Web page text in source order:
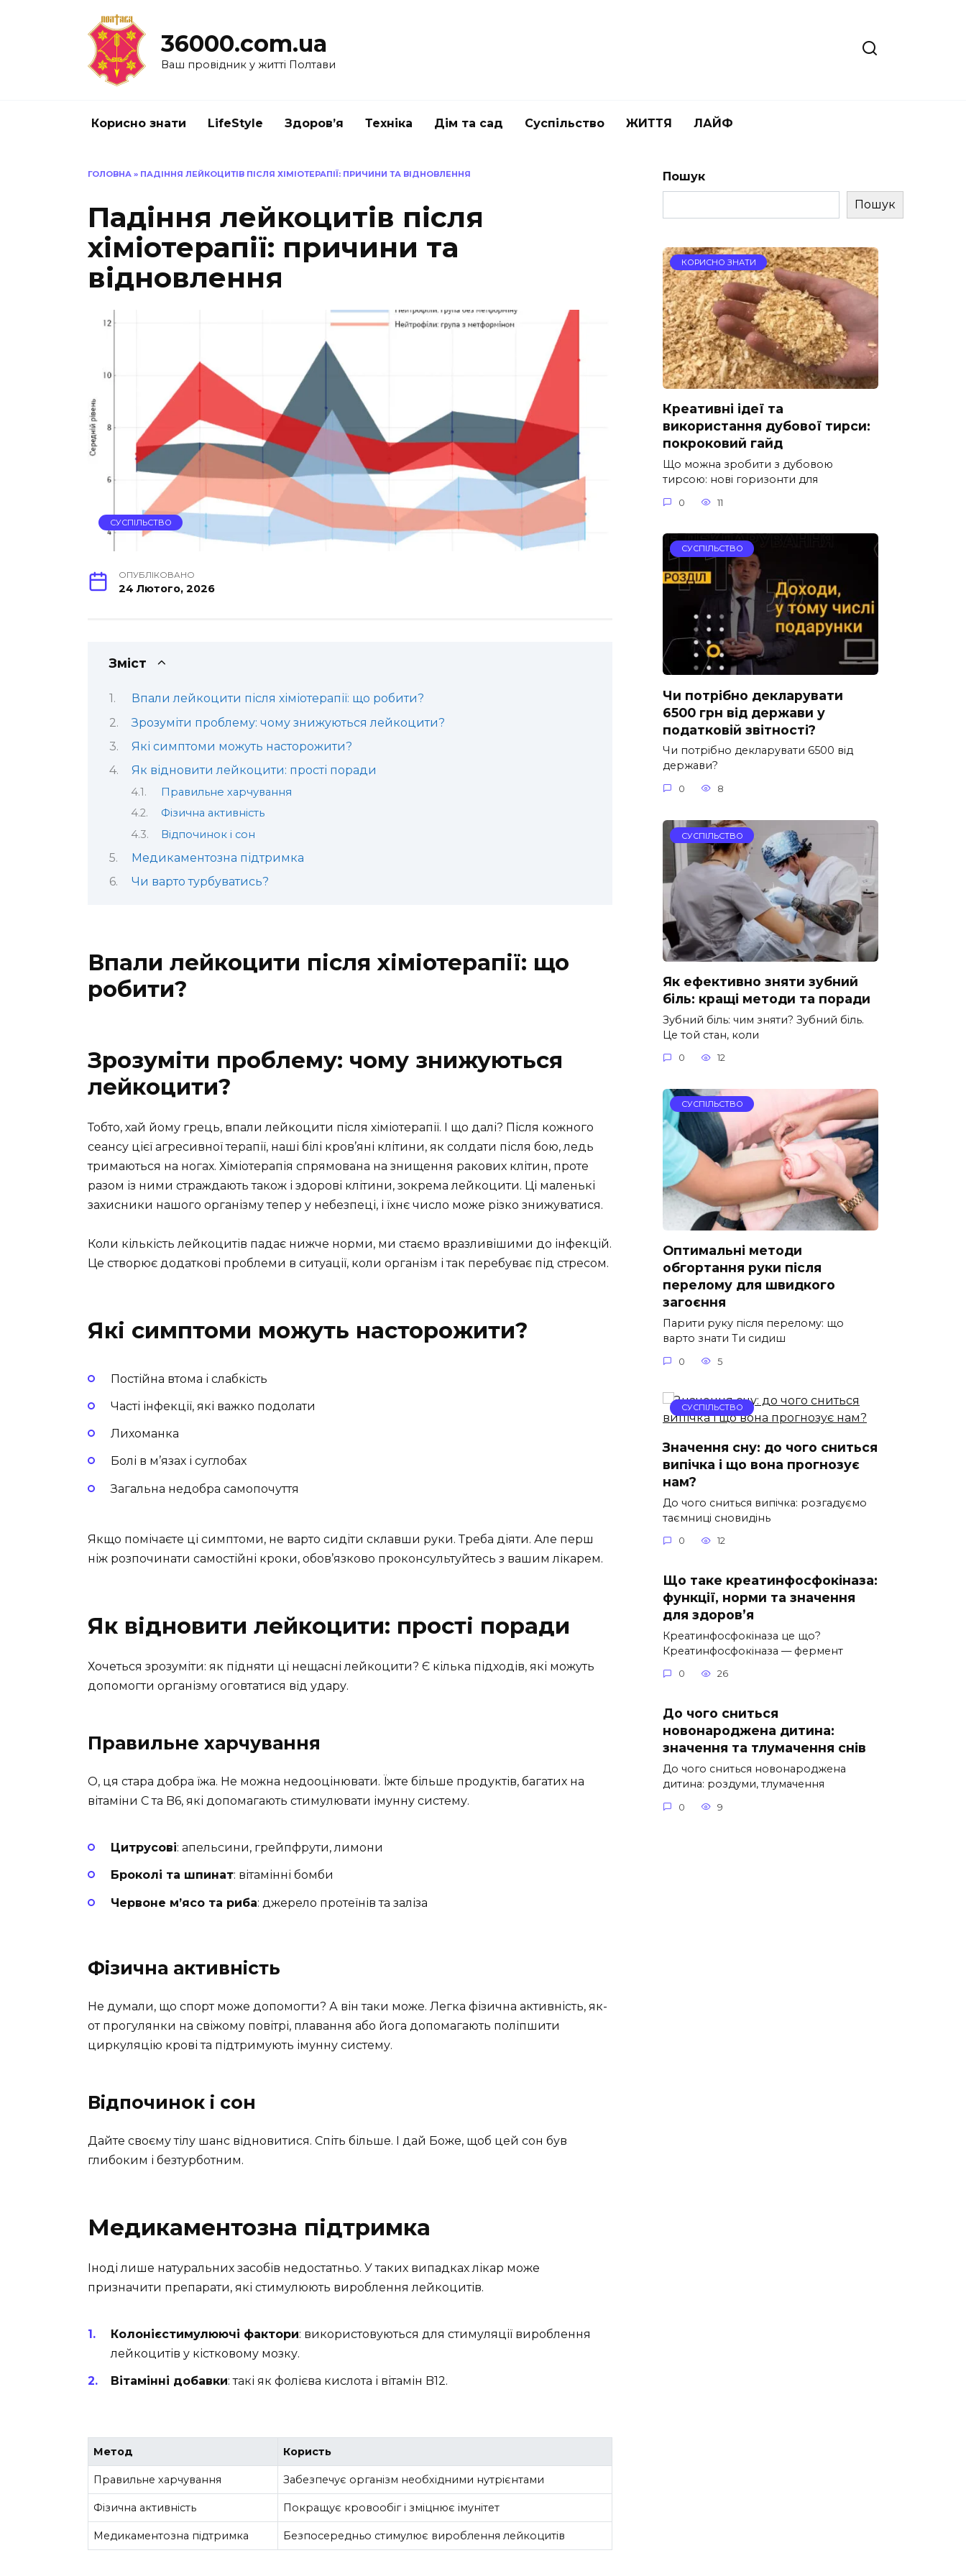
36000.com.ua
Ваш провідник у житті Полтави
Корисно знати LifeStyle Здоров’я Техніка Дім та сад Суспільство ЖИТТЯ ЛАЙФ
ГОЛОВНА » ПАДІННЯ ЛЕЙКОЦИТІВ ПІСЛЯ ХІМІОТЕРАПІЇ: ПРИЧИНИ ТА ВІДНОВЛЕННЯ
Падіння лейкоцитів після
хіміотерапії: причини та
відновлення
СУСПІЛЬСТВО
ОПУБЛІКОВАНО
24 Лютого, 2026
Зміст
Впали лейкоцити після хіміотерапії: що робити?
Зрозуміти проблему: чому знижуються лейкоцити?
Які симптоми можуть насторожити?
Як відновити лейкоцити: прості поради
Правильне харчування
Фізична активність
Відпочинок і сон
Медикаментозна підтримка
Чи варто турбуватись?
Впали лейкоцити після хіміотерапії: що
робити?
Зрозуміти проблему: чому знижуються
лейкоцити?
Тобто, хай йому грець, впали лейкоцити після хіміотерапії. І що далі? Після кожного
сеансу цієї агресивної терапії, наші білі кров’яні клітини, як солдати після бою, ледь
тримаються на ногах. Хіміотерапія спрямована на знищення ракових клітин, проте
разом із ними страждають також і здорові клітини, зокрема лейкоцити. Ці маленькі
захисники нашого організму тепер у небезпеці, і їхнє число може різко знижуватися.
Коли кількість лейкоцитів падає нижче норми, ми стаємо вразливішими до інфекцій.
Це створює додаткові проблеми в ситуації, коли організм і так перебуває під стресом.
Які симптоми можуть насторожити?
Постійна втома і слабкість
Часті інфекції, які важко подолати
Лихоманка
Болі в м’язах і суглобах
Загальна недобра самопочуття
Якщо помічаєте ці симптоми, не варто сидіти склавши руки. Треба діяти. Але перш
ніж розпочинати самостійні кроки, обов’язково проконсультуйтесь з вашим лікарем.
Як відновити лейкоцити: прості поради
Хочеться зрозуміти: як підняти ці нещасні лейкоцити? Є кілька підходів, які можуть
допомогти організму оговтатися від удару.
Правильне харчування
О, ця стара добра їжа. Не можна недооцінювати. Їжте більше продуктів, багатих на
вітаміни C та B6, які допомагають стимулювати імунну систему.
Цитрусові: апельсини, грейпфрути, лимони
Броколі та шпинат: вітамінні бомби
Червоне м’ясо та риба: джерело протеїнів та заліза
Фізична активність
Не думали, що спорт може допомогти? А він таки може. Легка фізична активність, як-
от прогулянки на свіжому повітрі, плавання або йога допомагають поліпшити
циркуляцію крові та підтримують імунну систему.
Відпочинок і сон
Дайте своєму тілу шанс відновитися. Спіть більше. І дай Боже, щоб цей сон був
глибоким і безтурботним.
Медикаментозна підтримка
Іноді лише натуральних засобів недостатньо. У таких випадках лікар може
призначити препарати, які стимулюють вироблення лейкоцитів.
Колонієстимулюючі фактори: використовуються для стимуляції вироблення
лейкоцитів у кістковому мозку.
Вітамінні добавки: такі як фолієва кислота і вітамін B12.
Метод Користь
Правильне харчування Забезпечує організм необхідними нутрієнтами
Фізична активність Покращує кровообіг і зміцнює імунітет
Медикаментозна підтримка Безпосередньо стимулює вироблення лейкоцитів
Пошук
Пошук
КОРИСНО ЗНАТИ
Креативні ідеї та
використання дубової тирси:
покроковий гайд
Що можна зробити з дубовою
тирсою: нові горизонти для
0 11
СУСПІЛЬСТВО
Чи потрібно декларувати
6500 грн від держави у
податковій звітності?
Чи потрібно декларувати 6500 від
держави?
0 8
СУСПІЛЬСТВО
Як ефективно зняти зубний
біль: кращі методи та поради
Зубний біль: чим зняти? Зубний біль.
Це той стан, коли
0 12
СУСПІЛЬСТВО
Оптимальні методи
обгортання руки після
перелому для швидкого
загоєння
Парити руку після перелому: що
варто знати Ти сидиш
0 5
СУСПІЛЬСТВО
Значення сну: до чого сниться
випічка і що вона прогнозує
нам?
До чого сниться випічка: розгадуємо
таємниці сновидінь
0 12
Що таке креатинфосфокіназа:
функції, норми та значення
для здоров’я
Креатинфосфокіназа це що?
Креатинфосфокіназа — фермент
0 26
До чого сниться
новонароджена дитина:
значення та тлумачення снів
До чого сниться новонароджена
дитина: роздуми, тлумачення
0 9